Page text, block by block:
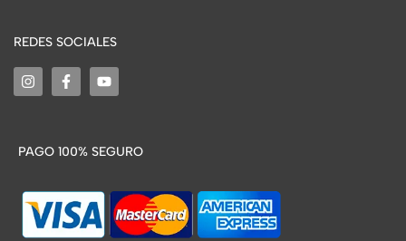
REDES SOCIALES
PAGO 100% SEGURO